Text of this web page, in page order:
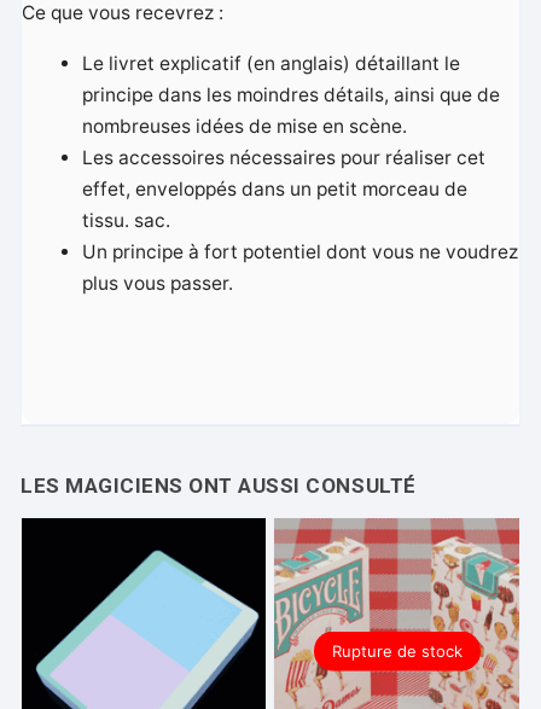
Ce que vous recevrez :
Le livret explicatif (en anglais) détaillant le
principe dans les moindres détails, ainsi que de
nombreuses idées de mise en scène.
Les accessoires nécessaires pour réaliser cet
effet, enveloppés dans un petit morceau de
tissu. sac.
Un principe à fort potentiel dont vous ne voudrez
plus vous passer.
Rupture de stock